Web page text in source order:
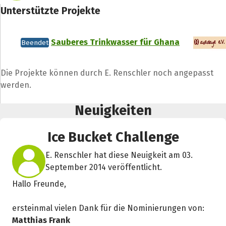
Unterstützte Projekte
Beendet Sauberes Trinkwasser für Ghana
Die Projekte können durch E. Renschler noch angepasst
werden.
Neuigkeiten
Ice Bucket Challenge
E. Renschler hat diese Neuigkeit am 03.
September 2014 veröffentlicht.
Hallo Freunde,
ersteinmal vielen Dank für die Nominierungen von:
Matthias Frank